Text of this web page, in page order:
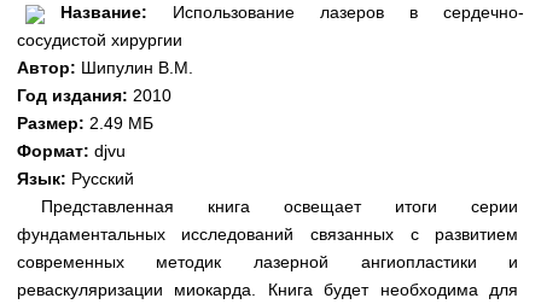
Лекции и презентации
Аккредитационные тесты
Методические рекомендации
Научно-популярное
Статьи
Новости (244)
Восстановить пароль
Регистрация
Название: Использование лазеров в сердечно-
сосудистой хирургии
Автор: Шипулин В.М.
Год издания: 2010
Размер: 2.49 МБ
Формат: djvu
Язык: Русский
Представленная книга освещает итоги серии
фундаментальных исследований связанных с развитием
современных методик лазерной ангиопластики и
реваскуляризации миокарда. Книга будет необходима для